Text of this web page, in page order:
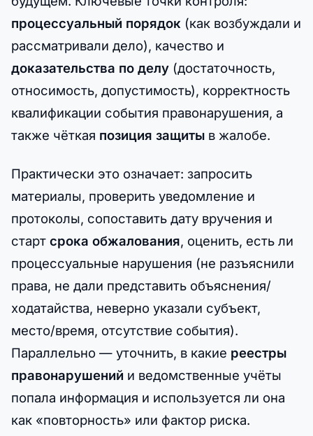
процессуальный порядок (как возбуждали и
рассматривали дело), качество и
доказательства по делу (достаточность,
относимость, допустимость), корректность
квалификации события правонарушения, а
также чёткая позиция защиты в жалобе.
Практически это означает: запросить
материалы, проверить уведомление и
протоколы, сопоставить дату вручения и
старт срока обжалования, оценить, есть ли
процессуальные нарушения (не разъяснили
права, не дали представить объяснения/
ходатайства, неверно указали субъект,
место/время, отсутствие события).
Параллельно — уточнить, в какие реестры
правонарушений и ведомственные учёты
попала информация и используется ли она
как «повторность» или фактор риска.